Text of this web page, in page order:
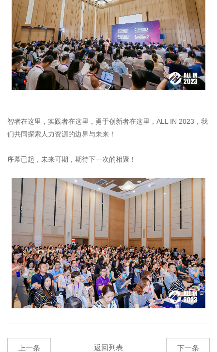
智者在这里，实践者在这里，勇于创新者在这里，ALL IN 2023，我
们共同探索人力资源的边界与未来！
序幕已起，未来可期，期待下一次的相聚！
上一条 返回列表 下一条